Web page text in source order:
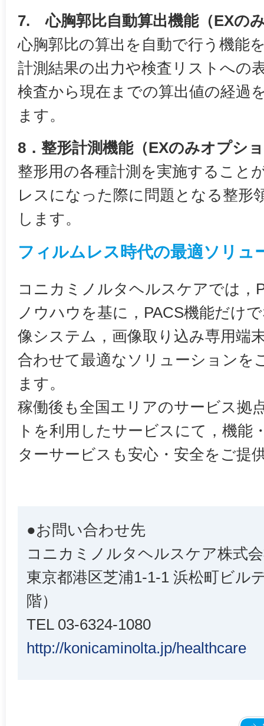
7. 心胸郭比自動算出機能（EXの
心胸郭比の算出を自動で行う機能
計測結果の出力や検査リストへの
検査から現在までの算出値の経過
ます。
8．整形計測機能（EXのみオプシ
整形用の各種計測を実施すること
レスになった際に問題となる整形
します。
フィルムレス時代の最適ソリュ
コニカミノルタヘルスケアでは，
ノウハウを基に，PACS機能だけ
像システム，画像取り込み専用端
合わせて最適なソリューションを
ます。
稼働後も全国エリアのサービス拠
トを利用したサービスにて，機能
ターサービスも安心・安全をご提
●お問い合わせ先
コニカミノルタヘルスケア株式
東京都港区芝浦1-1-1 浜松町ビル
階）
TEL 03-6324-1080
http://konicaminolta.jp/healthcare